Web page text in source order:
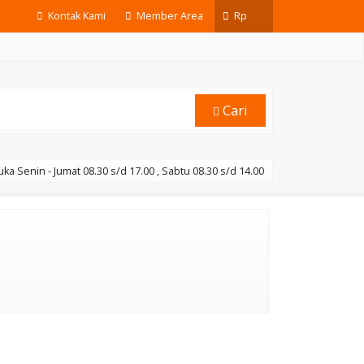
Kontak Kami Member Area Rp
Cari
Senin - Jumat 08.30 s/d 17.00 , Sabtu 08.30 s/d 14.00